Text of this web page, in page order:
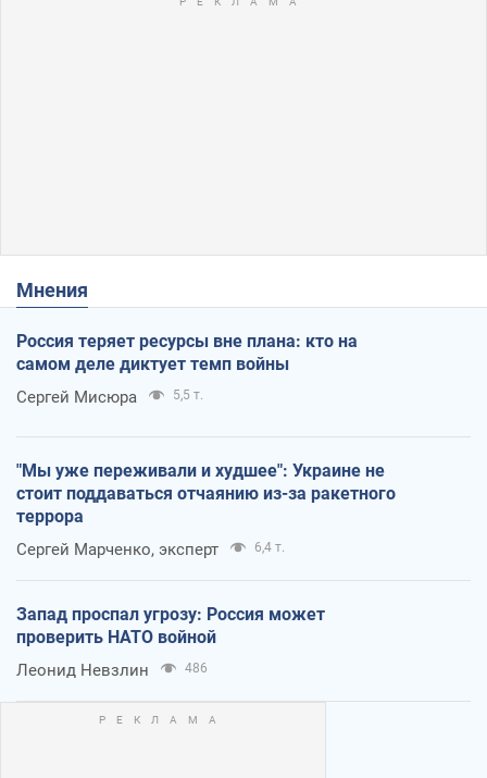
Мнения
Россия теряет ресурсы вне плана: кто на
самом деле диктует темп войны
Сергей Мисюра 5,5 т.
"Мы уже переживали и худшее": Украине не
стоит поддаваться отчаянию из-за ракетного
террора
Сергей Марченко, эксперт 6,4 т.
Запад проспал угрозу: Россия может
проверить НАТО войной
Леонид Невзлин 486